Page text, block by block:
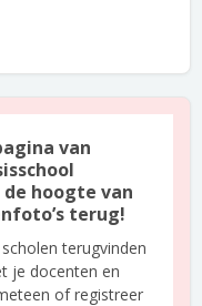
van
hoogte van
terug!
terugvinden
je docenten en
of registreer